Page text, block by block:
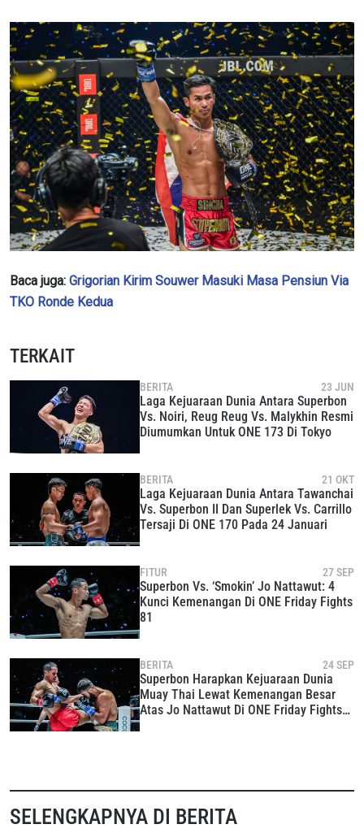
Baca juga: Grigorian Kirim Souwer Masuki Masa Pensiun Via
TKO Ronde Kedua
TERKAIT
BERITA 23 JUN
Laga Kejuaraan Dunia Antara Superbon
Vs. Noiri, Reug Reug Vs. Malykhin Resmi
Diumumkan Untuk ONE 173 Di Tokyo
BERITA 21 OKT
Laga Kejuaraan Dunia Antara Tawanchai
Vs. Superbon II Dan Superlek Vs. Carrillo
Tersaji Di ONE 170 Pada 24 Januari
FITUR 27 SEP
Superbon Vs. ‘Smokin’ Jo Nattawut: 4
Kunci Kemenangan Di ONE Friday Fights
81
BERITA 24 SEP
Superbon Harapkan Kejuaraan Dunia
Muay Thai Lewat Kemenangan Besar
Atas Jo Nattawut Di ONE Friday Fights
SELENGKAPNYA DI BERITA
LAWAN
IKUTI PERKEMBANGAN TERBARU
Daftar sekarang untuk mendapat akses ke berita
terbaru, tawaran spesial, dan akses awal untuk kursi
terbaik di gelaran langsung kami.
EMAIL